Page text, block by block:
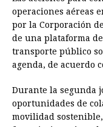
operaciones aéreas
por la Corporación
de una plataforma
transporte público
agenda, de acuerdo
Durante la segunda
oportunidades de
movilidad